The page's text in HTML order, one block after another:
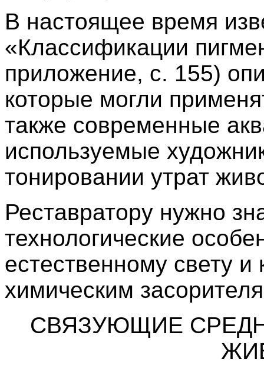
В настоящее время
«Классификации
приложение, с. 155)
которые могли
также современные
используемые
тонировании утрат
Реставратору нужно
технологические
естественному свету и
химическим
СВЯЗУЮЩИЕ